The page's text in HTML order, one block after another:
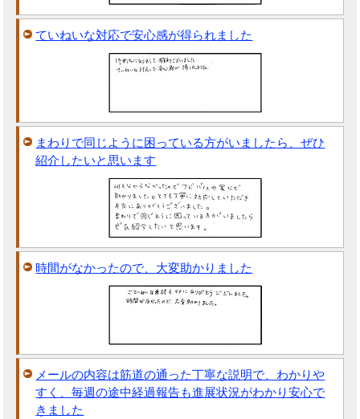
ていねいな対応で安心感が得られました
まわりで同じように困っている方がいましたら、ぜひ
紹介したいと思います
時間がなかったので、大変助かりました
メールの内容は筋道の通った丁寧な説明で、わかりや
すく、毎週の途中経過報告も進展状況がわかり安心で
きました